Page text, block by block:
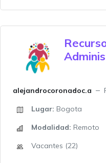
alejandrocoronadoc.a
Lugar: Bogota
Modalidad: Remoto
Vacantes (22)